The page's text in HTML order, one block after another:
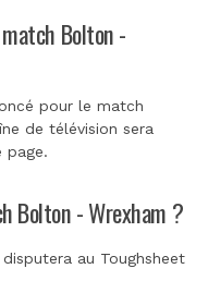
Bolton -
pour le match
de télévision sera
page.
Bolton - Wrexham ?
au Toughsheet